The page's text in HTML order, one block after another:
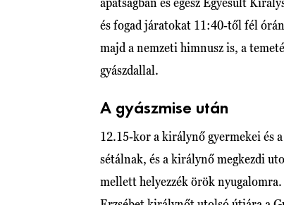
és fogad járatokat 11:40-től fél
majd a nemzeti himnusz is, a
gyászdallal.
A gyászmise után
12.15-kor a királynő gyermekei és
sétálnak, és a királynő megkezdi
mellett helyezzék örök nyugalomra.